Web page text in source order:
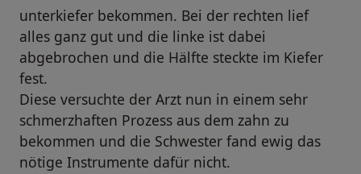
unterkiefer bekommen. Bei der rechten lief
alles ganz gut und die linke ist dabei
abgebrochen und die Hälfte steckte im Kiefer
fest.
Diese versuchte der Arzt nun in einem sehr
schmerzhaften Prozess aus dem zahn zu
bekommen und die Schwester fand ewig das
nötige Instrumente dafür nicht.